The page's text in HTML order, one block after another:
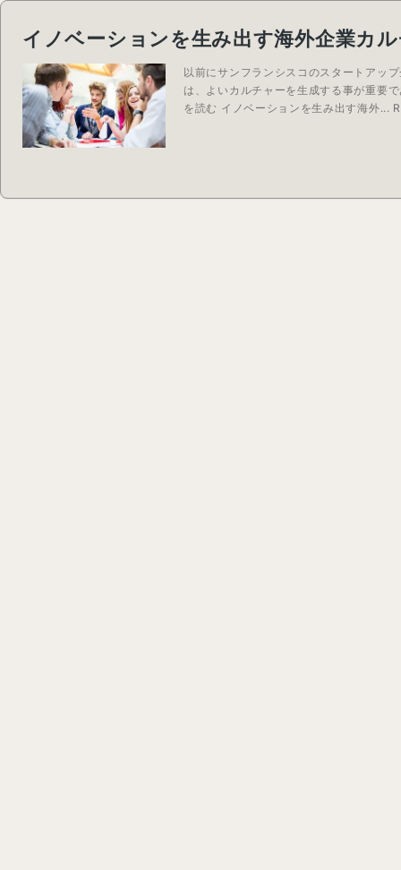
イノベーションを生み出す海外企業カ
以前にサンフランシスコのスタートアッ
は、よいカルチャーを生成する事が重要
を読む イノベーションを生み出す海外...